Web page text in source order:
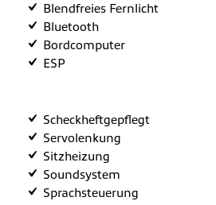
Blendfreies Fernlicht
Bluetooth
Bordcomputer
ESP
Scheckheftgepflegt
Servolenkung
Sitzheizung
Soundsystem
Sprachsteuerung